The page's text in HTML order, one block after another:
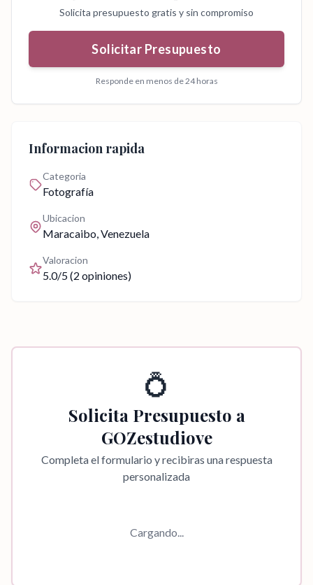
Solicita presupuesto gratis y sin compromiso
Solicitar Presupuesto
Responde en menos de 24 horas
Informacion rapida
Categoria
Fotografía
Ubicacion
Maracaibo, Venezuela
Valoracion
5.0/5 (2 opiniones)
💍
Solicita Presupuesto a
GOZestudiove
Completa el formulario y recibiras una respuesta
personalizada
Cargando...